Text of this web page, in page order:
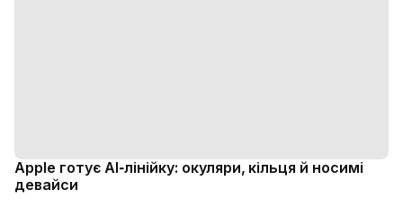
Apple готує AI‑лінійку: окуляри, кільця й носимі
девайси